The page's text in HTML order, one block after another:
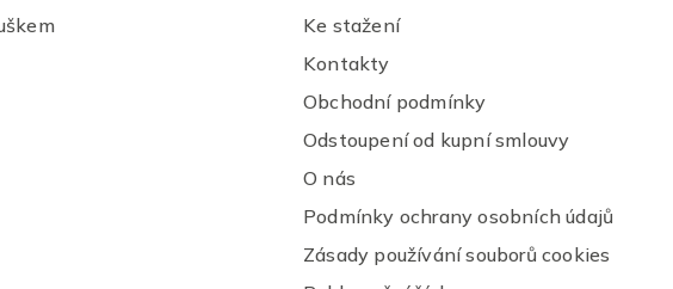
u
Ke stažení
Kontakty
Obchodní podmínky
Odstoupení od kupní smlouvy
O nás
Podmínky ochrany osobních údajů
Zásady používání souborů cookies